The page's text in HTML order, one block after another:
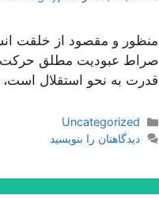
منظور و مقصود از خلقت
صراط عبودیت مطلق حركت
قدرت به نحو استقلال است،
دسته‌ها
Uncategorized
دیدگاهتان را بنویسید